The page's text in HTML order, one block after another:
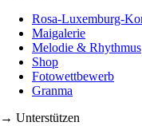
Rosa-Luxemburg-
Maigalerie
Melodie & Rhythmus
Shop
Fotowettbewerb
Granma
→ Unterstützen